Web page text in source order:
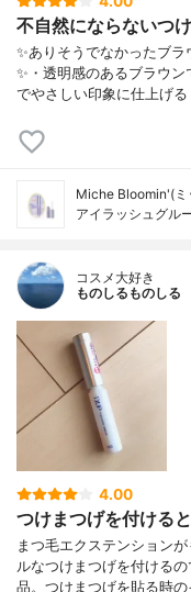
不自然にならないつ
✨ありそうでなかったブ
✨・透明感のあるブラウ
でやさしい印象に仕上げ
Miche Bloomin'(ミ
アイラッシュグル
コスメ大好き
ものしるものしる
4.00
つけまつげを付ける
まつ毛エクステンション
ルなつけまつげを付ける
品。つけまつげを貼る時